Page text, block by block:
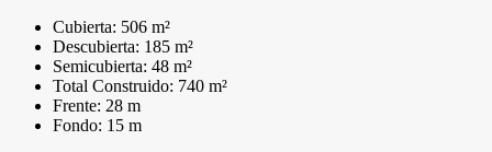
Cubierta: 506 m²
Descubierta: 185 m²
Semicubierta: 48 m²
Total Construido: 740 m²
Frente: 28 m
Fondo: 15 m